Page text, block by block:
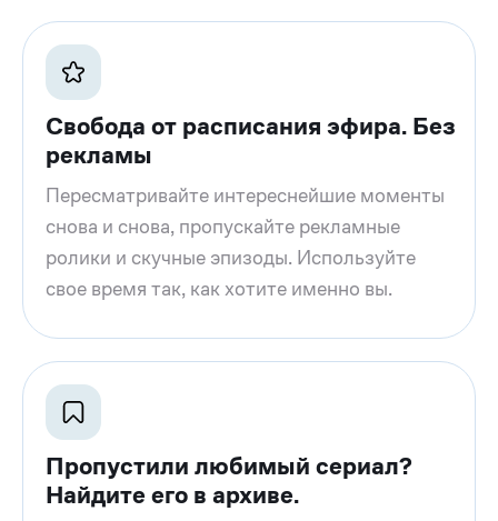
Свобода от расписания эфира. Без
рекламы
Пересматривайте интереснейшие моменты
снова и снова, пропускайте рекламные
ролики и скучные эпизоды. Используйте
свое время так, как хотите именно вы.
Пропустили любимый сериал?
Найдите его в архиве.